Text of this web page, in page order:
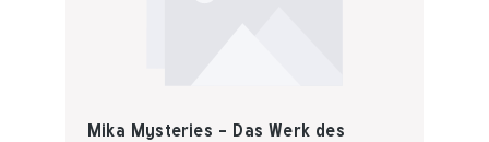
Mika Mysteries - Das Werk des